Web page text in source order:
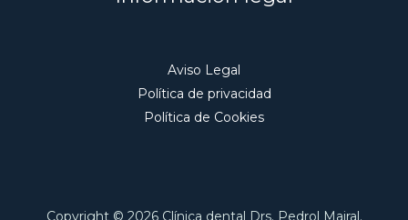
Aviso Legal
Política de privacidad
Política de Cookies
Copyright © 2026 Clínica dental Drs. Pedrol Mairal.